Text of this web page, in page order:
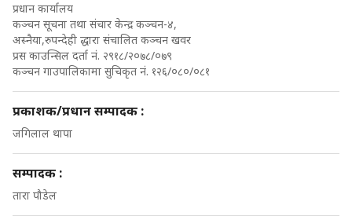
प्रधान कार्यालय
कञ्चन सूचना तथा संचार केन्द्र कञ्चन-४,
अस्नैया,रुपन्देही द्धारा संचालित कञ्चन खवर
प्रस काउन्सिल दर्ता नं. २९१८/२०७८/०७९
कञ्चन गाउपालिकामा सुचिकृत नं. १२६/०८०/०८१
प्रकाशक/प्रधान सम्पादक :
जगिलाल थापा
सम्पादक :
तारा पौडेल